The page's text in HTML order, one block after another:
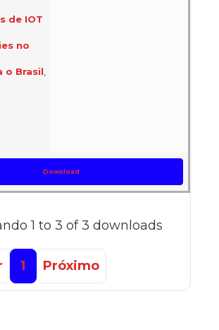
de IOT
no
o Brasil
Download
1 to 3 of 3 downloads
1 Próximo